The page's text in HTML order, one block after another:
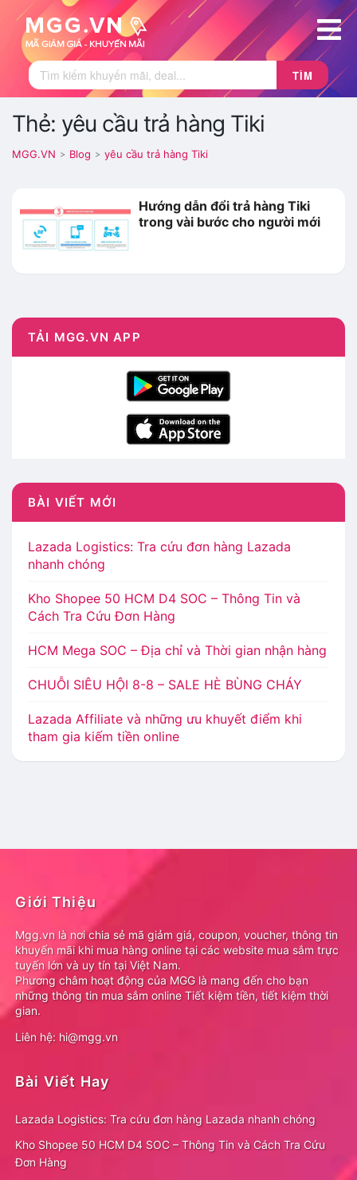
TÌM
Thẻ: yêu cầu trả hàng Tiki
MGG.VN > Blog > yêu cầu trả hàng Tiki
Hướng dẫn đổi trả hàng Tiki
trong vài bước cho người mới
TẢI MGG.VN APP
BÀI VIẾT MỚI
Lazada Logistics: Tra cứu đơn hàng Lazada
nhanh chóng
Kho Shopee 50 HCM D4 SOC – Thông Tin và
Cách Tra Cứu Đơn Hàng
HCM Mega SOC – Địa chỉ và Thời gian nhận hàng
CHUỖI SIÊU HỘI 8-8 – SALE HÈ BÙNG CHÁY
Lazada Affiliate và những ưu khuyết điểm khi
tham gia kiếm tiền online
Giới Thiệu
Mgg.vn là nơi chia sẻ mã giảm giá, coupon, voucher, thông tin
khuyến mãi khi mua hàng online tại các website mua sắm trực
tuyến lớn và uy tín tại Việt Nam.
Phương châm hoạt động của MGG là mang đến cho bạn
những thông tin mua sắm online Tiết kiệm tiền, tiết kiệm thời
gian.
Liên hệ: hi@mgg.vn
Bài Viết Hay
Lazada Logistics: Tra cứu đơn hàng Lazada nhanh chóng
Kho Shopee 50 HCM D4 SOC – Thông Tin và Cách Tra Cứu
Đơn Hàng